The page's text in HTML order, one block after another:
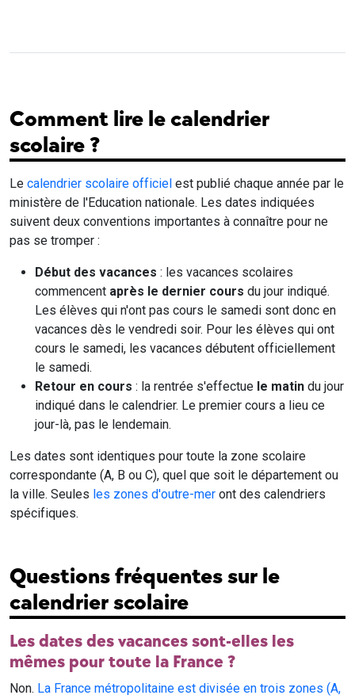
Comment lire le calendrier
scolaire ?
Le calendrier scolaire officiel est publié chaque année par le
ministère de l'Education nationale. Les dates indiquées
suivent deux conventions importantes à connaître pour ne
pas se tromper :
Début des vacances : les vacances scolaires
commencent après le dernier cours du jour indiqué.
Les élèves qui n'ont pas cours le samedi sont donc en
vacances dès le vendredi soir. Pour les élèves qui ont
cours le samedi, les vacances débutent officiellement
le samedi.
Retour en cours : la rentrée s'effectue le matin du jour
indiqué dans le calendrier. Le premier cours a lieu ce
jour-là, pas le lendemain.
Les dates sont identiques pour toute la zone scolaire
correspondante (A, B ou C), quel que soit le département ou
la ville. Seules les zones d'outre-mer ont des calendriers
spécifiques.
Questions fréquentes sur le
calendrier scolaire
Les dates des vacances sont-elles les
mêmes pour toute la France ?
Non. La France métropolitaine est divisée en trois zones (A,